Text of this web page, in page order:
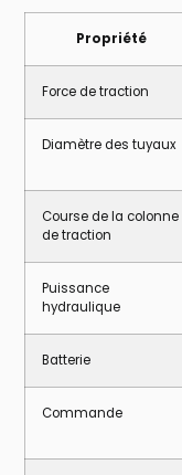
Propriété
Force de traction
Diamètre des tuyaux
Course de la colonne
de traction
Puissance
hydraulique
Batterie
Commande